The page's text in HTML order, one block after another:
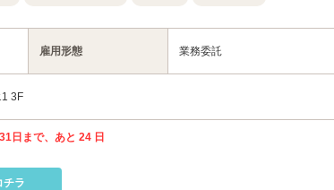
雇用形態 業務委託
3F
日まで、あと 24 日
チラ